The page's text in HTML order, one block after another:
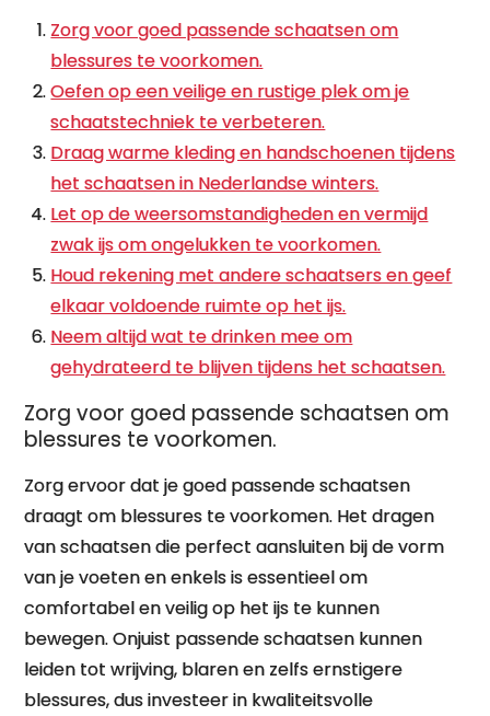
Zorg voor goed passende schaatsen om
blessures te voorkomen.
Oefen op een veilige en rustige plek om je
schaatstechniek te verbeteren.
Draag warme kleding en handschoenen tijdens
het schaatsen in Nederlandse winters.
Let op de weersomstandigheden en vermijd
zwak ijs om ongelukken te voorkomen.
Houd rekening met andere schaatsers en geef
elkaar voldoende ruimte op het ijs.
Neem altijd wat te drinken mee om
gehydrateerd te blijven tijdens het schaatsen.
Zorg voor goed passende schaatsen om
blessures te voorkomen.
Zorg ervoor dat je goed passende schaatsen
draagt om blessures te voorkomen. Het dragen
van schaatsen die perfect aansluiten bij de vorm
van je voeten en enkels is essentieel om
comfortabel en veilig op het ijs te kunnen
bewegen. Onjuist passende schaatsen kunnen
leiden tot wrijving, blaren en zelfs ernstigere
blessures, dus investeer in kwaliteitsvolle